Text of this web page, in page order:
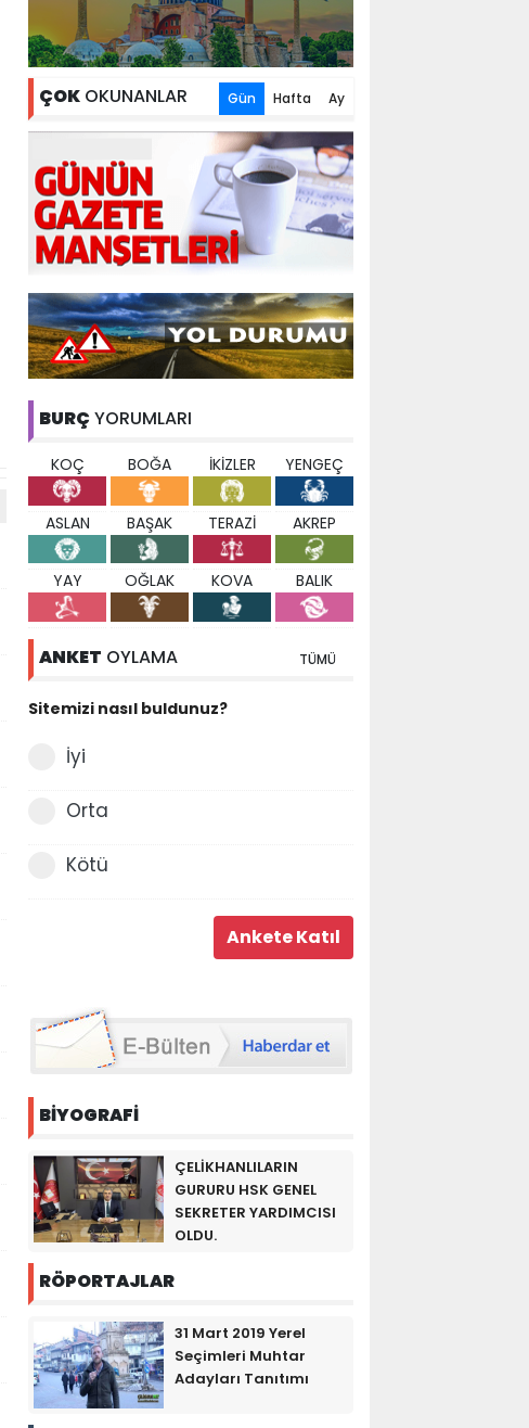
ÇOK OKUNANLAR Gün Hafta Ay
BURÇ YORUMLARI
KOÇ BOĞA İKİZLER YENGEÇ
ASLAN BAŞAK TERAZİ AKREP
YAY OĞLAK KOVA BALIK
ANKET OYLAMA TÜMÜ
Sitemizi nasıl buldunuz?
İyi
Orta
Kötü
BİYOGRAFİ
ÇELİKHANLILARIN
GURURU HSK GENEL
SEKRETER YARDIMCISI
OLDU.
RÖPORTAJLAR
31 Mart 2019 Yerel
Seçimleri Muhtar
Adayları Tanıtımı